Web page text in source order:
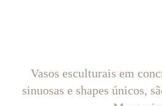
Vasos esculturais em
sinuosas e shapes únicos,